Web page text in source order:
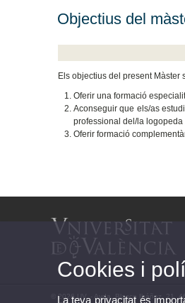
Objectius del
Els objectius del present Màster
Oferir una formació
Aconseguir que els/as
professional del/la logopeda
Oferir formació
© 2026 UV. - Avda. Blasco Ibáñez, 21.
Cookies i
La teva privacitat és